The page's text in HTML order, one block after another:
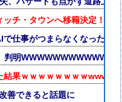
ッチ・タウンへ移籍決定！プ
仕事がつまらなくなった」
判明
結果ｗｗｗｗｗｗｗｗwwww
善できると話題に